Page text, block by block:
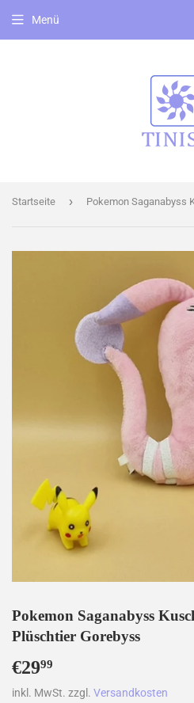
Menü
Startseite ›
Pokemon Saganabyss
Plüschtier Gorebyss
€2999
inkl. MwSt. zzgl. Versandkosten